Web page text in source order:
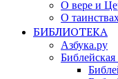
О вере и
О
БИБЛИОТЕКА
Азбука.ру
Библейская